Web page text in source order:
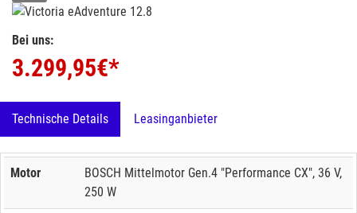
Bei uns:
3.299,95€*
Technische Details Leasinganbieter
Motor
BOSCH Mittelmotor Gen.4 "Performance CX", 36 V,
250 W